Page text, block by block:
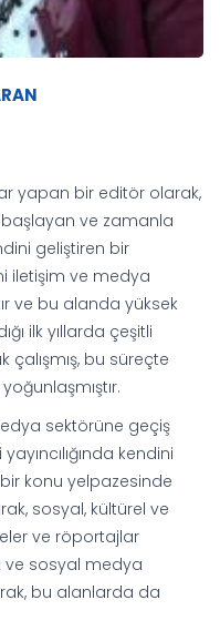
yapan bir editör olarak,
ve zamanla
geliştiren bir
iletişim ve medya
ve bu alanda yüksek
ilk yıllarda çeşitli
bu süreçte
sektörüne geçiş
kendini
bir konu yelpazesinde
sosyal, kültürel ve
ve röportajlar
ve sosyal medya
bu alanlarda da